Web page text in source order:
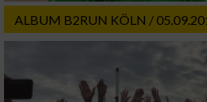
ALBUM B2RUN KÖLN /